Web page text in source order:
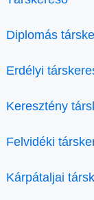
Diplomás
Erdélyi
Keresztény
Felvidéki
Kárpátaljai